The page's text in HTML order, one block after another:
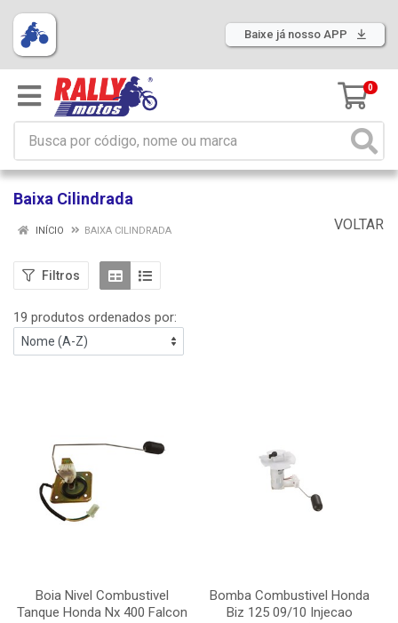
Baixe já nosso APP
0
Baixa Cilindrada
VOLTAR
INÍCIO BAIXA CILINDRADA
Filtros
19 produtos ordenados por:
Boia Nivel Combustivel
Tanque Honda Nx 400 Falcon
Bomba Combustivel Honda
Biz 125 09/10 Injecao